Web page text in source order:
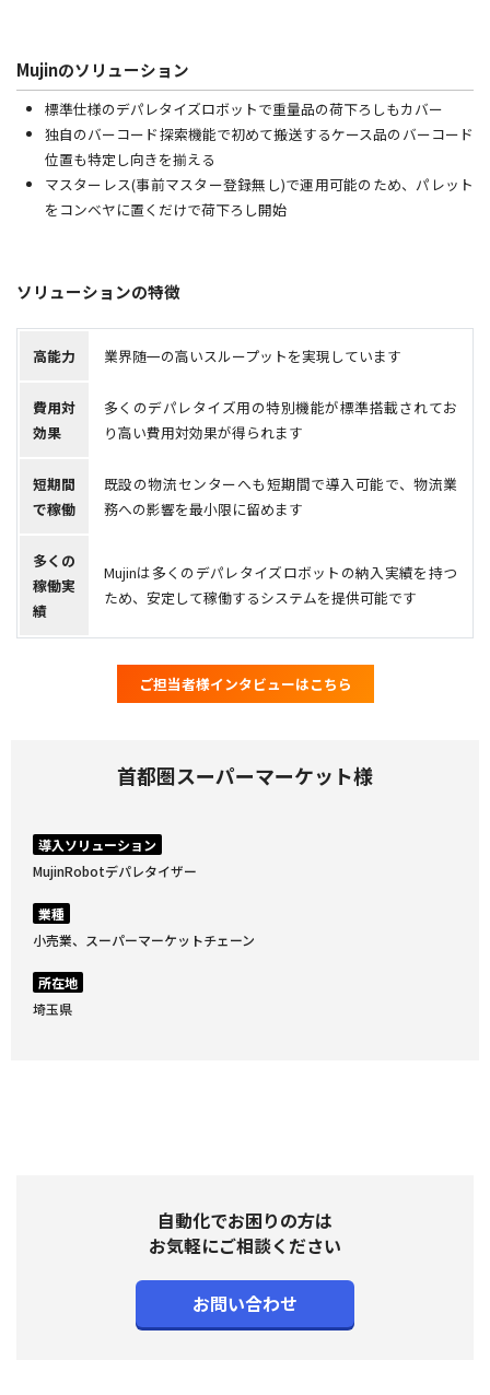
首都圏スーパーマーケット様
導入ソリューション
MujinRobotデパレタイザー
業種
小売業、スーパーマーケットチェーン
所在地
埼玉県
Mujinのソリューション
標準仕様のデパレタイズロボットで重量品の荷下ろしもカバー
独自のバーコード探索機能で初めて搬送するケース品のバーコード
位置も特定し向きを揃える
マスターレス(事前マスター登録無し)で運用可能のため、パレット
をコンベヤに置くだけで荷下ろし開始
ソリューションの特徴
高能力 業界随一の高いスループットを実現しています
費用対
効果
多くのデパレタイズ用の特別機能が標準搭載されてお
り高い費用対効果が得られます
短期間
で稼働
既設の物流センターへも短期間で導入可能で、物流業
務への影響を最小限に留めます
多くの
稼働実
績
Mujinは多くのデパレタイズロボットの納入実績を持つ
ため、安定して稼働するシステムを提供可能です
ご担当者様インタビューはこちら
自動化でお困りの方は
お気軽にご相談ください
お問い合わせ